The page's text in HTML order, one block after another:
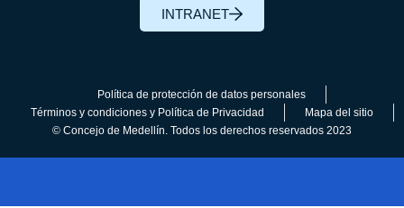
INTRANET
Política de protección de datos personales
Términos y condiciones y Política de Privacidad
Mapa del sitio
© Concejo de Medellín. Todos los derechos reservados 2023